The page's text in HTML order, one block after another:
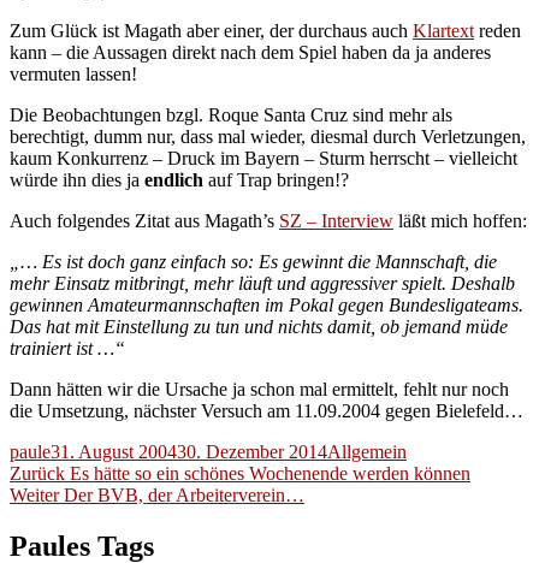
Zum Glück ist Magath aber einer, der durchaus auch Klartext reden
kann – die Aussagen direkt nach dem Spiel haben da ja anderes
vermuten lassen!
Die Beobachtungen bzgl. Roque Santa Cruz sind mehr als
berechtigt, dumm nur, dass mal wieder, diesmal durch Verletzungen,
kaum Konkurrenz – Druck im Bayern – Sturm herrscht – vielleicht
würde ihn dies ja endlich auf Trap bringen!?
Auch folgendes Zitat aus Magath’s SZ – Interview läßt mich hoffen:
„… Es ist doch ganz einfach so: Es gewinnt die Mannschaft, die
mehr Einsatz mitbringt, mehr läuft und aggressiver spielt. Deshalb
gewinnen Amateurmannschaften im Pokal gegen Bundesligateams.
Das hat mit Einstellung zu tun und nichts damit, ob jemand müde
trainiert ist …“
Dann hätten wir die Ursache ja schon mal ermittelt, fehlt nur noch
die Umsetzung, nächster Versuch am 11.09.2004 gegen Bielefeld…
Autor
pauleVeröffentlicht
am
31. August 200430. Dezember 2014Kategorien
Allgemein
Beitragsnavigation
Zurück Vorheriger
Beitrag:
Es hätte so ein schönes Wochenende werden können
Weiter Nächster
Der BVB, der Arbeiterverein…
Paules Tags